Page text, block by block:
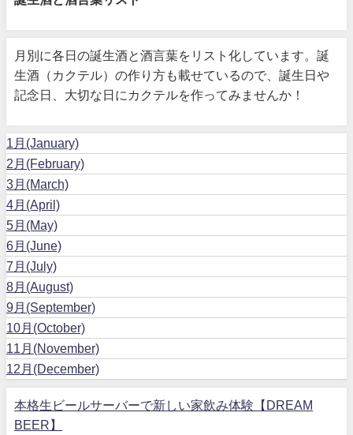
月別に各日の誕生酒と酒言葉をリスト化しています。誕
生酒（カクテル）の作り方も載せているので、誕生日や
記念日、大切な日にカクテルを作ってみませんか！
1月(January)
2月(February)
3月(March)
4月(April)
5月(May)
6月(June)
7月(July)
8月(August)
9月(September)
10月(October)
11月(November)
12月(December)
本格生ビールサーバーで新しい家飲み体験【DREAM
BEER】